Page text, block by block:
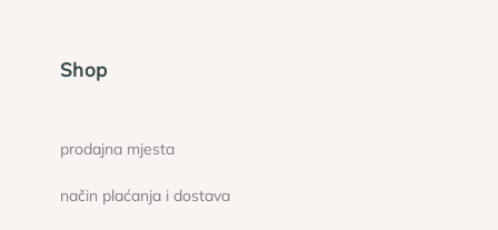
Shop
prodajna mjesta
način plaćanja i dostava